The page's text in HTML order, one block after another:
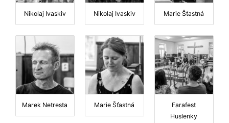
Nikolaj Ivaskiv Nikolaj Ivaskiv Marie Šťastná
Marek Netresta Marie Šťastná
Farafest
Huslenky